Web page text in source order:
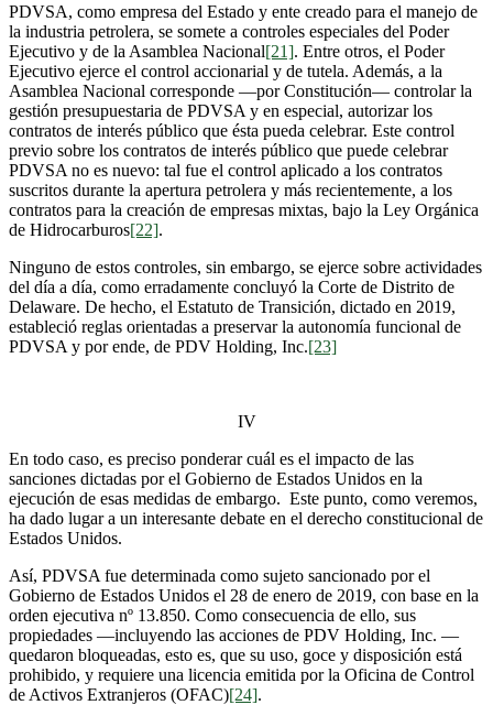
PDVSA, como empresa del Estado y ente creado para el manejo de
la industria petrolera, se somete a controles especiales del Poder
Ejecutivo y de la Asamblea Nacional[21]. Entre otros, el Poder
Ejecutivo ejerce el control accionarial y de tutela. Además, a la
Asamblea Nacional corresponde —por Constitución— controlar la
gestión presupuestaria de PDVSA y en especial, autorizar los
contratos de interés público que ésta pueda celebrar. Este control
previo sobre los contratos de interés público que puede celebrar
PDVSA no es nuevo: tal fue el control aplicado a los contratos
suscritos durante la apertura petrolera y más recientemente, a los
contratos para la creación de empresas mixtas, bajo la Ley Orgánica
de Hidrocarburos[22].
Ninguno de estos controles, sin embargo, se ejerce sobre actividades
del día a día, como erradamente concluyó la Corte de Distrito de
Delaware. De hecho, el Estatuto de Transición, dictado en 2019,
estableció reglas orientadas a preservar la autonomía funcional de
PDVSA y por ende, de PDV Holding, Inc.[23]
IV
En todo caso, es preciso ponderar cuál es el impacto de las
sanciones dictadas por el Gobierno de Estados Unidos en la
ejecución de esas medidas de embargo. Este punto, como veremos,
ha dado lugar a un interesante debate en el derecho constitucional de
Estados Unidos.
Así, PDVSA fue determinada como sujeto sancionado por el
Gobierno de Estados Unidos el 28 de enero de 2019, con base en la
orden ejecutiva nº 13.850. Como consecuencia de ello, sus
propiedades —incluyendo las acciones de PDV Holding, Inc. —
quedaron bloqueadas, esto es, que su uso, goce y disposición está
prohibido, y requiere una licencia emitida por la Oficina de Control
de Activos Extranjeros (OFAC)[24].